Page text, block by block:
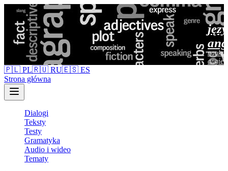
nauka
🇵🇱 PL🇷🇺 RU🇪🇸 ES
Strona główna
Dialogi
Teksty
Testy
Gramatyka
Audio i wideo
Tematy